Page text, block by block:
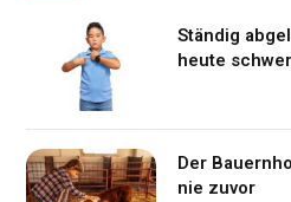
Ständig
heute
Der
nie zuvor